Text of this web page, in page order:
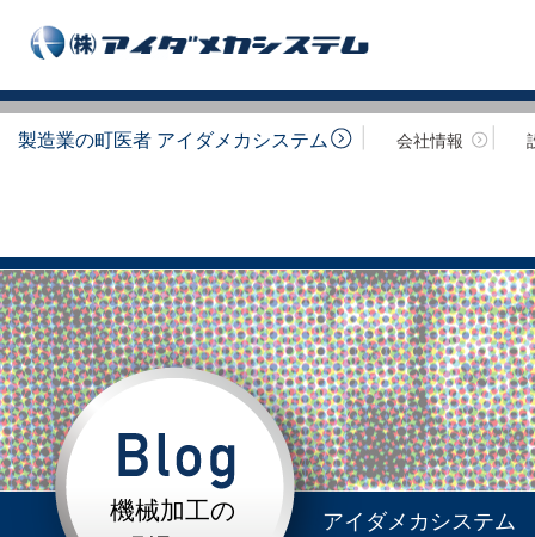
製造業の町医者 アイダメカシステム 会社情報
機械加工の
アイダメカシステム